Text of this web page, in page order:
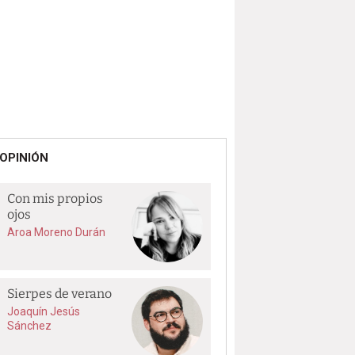
OPINIÓN
Con mis propios
ojos
Aroa Moreno Durán
Sierpes de verano
Joaquín Jesús
Sánchez